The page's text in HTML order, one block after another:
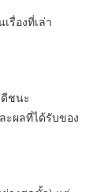
รื่องที่เล่า
ชนะ
ะผลที่ได้รับของ